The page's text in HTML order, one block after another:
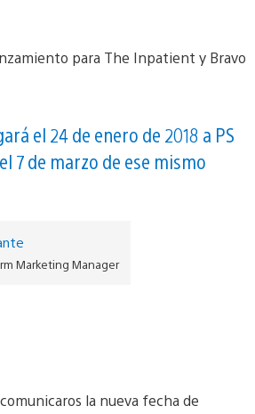
el 24 de enero de 2018 a PS
7 de marzo de ese mismo
Marketing Manager
la nueva fecha de